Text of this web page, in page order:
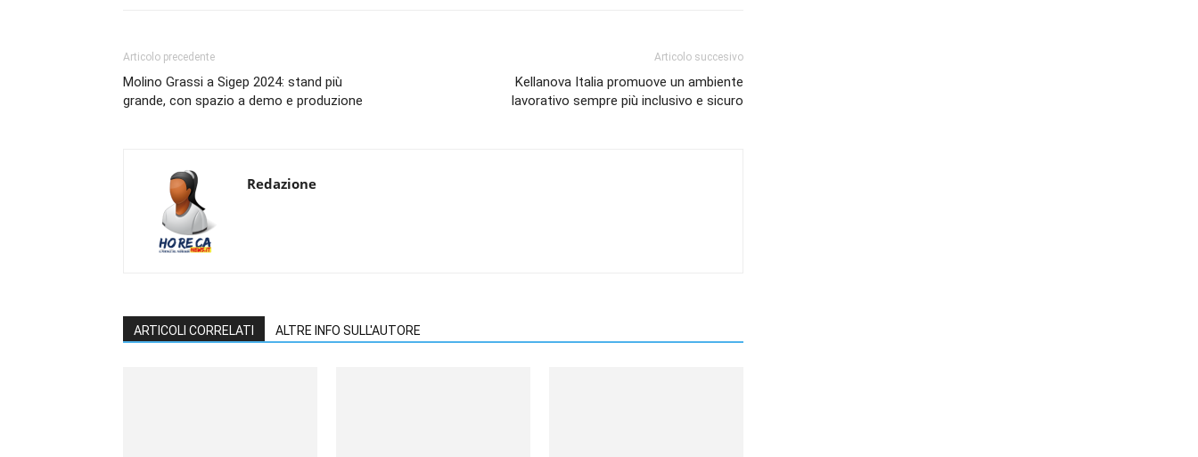
Articolo precedente
Molino Grassi a Sigep 2024: stand più
grande, con spazio a demo e produzione
Articolo succesivo
Kellanova Italia promuove un ambiente
lavorativo sempre più inclusivo e sicuro
Redazione
ARTICOLI CORRELATI ALTRE INFO SULL'AUTORE